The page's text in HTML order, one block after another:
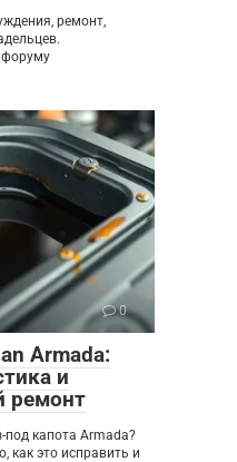
ремонт,
форуму
0
Armada:
и
ремонт
капота Armada?
как это исправить и